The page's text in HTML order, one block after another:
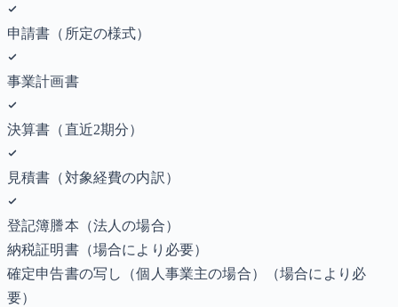
申請書（所定の様式）
事業計画書
決算書（直近2期分）
見積書（対象経費の内訳）
登記簿謄本（法人の場合）
納税証明書（場合により必要）
確定申告書の写し（個人事業主の場合）
（場合により必
要）